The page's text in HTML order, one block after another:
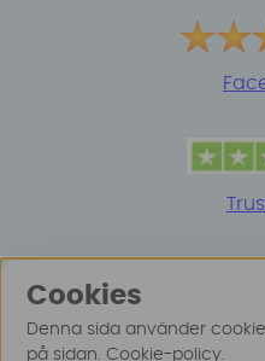
Cookies
Denna sida använder
på sidan. Cookie-policy.